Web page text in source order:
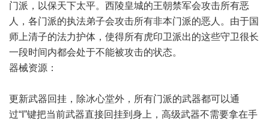
门派，以保天下太平。西陵皇城的王朝禁军会攻击所有恶
人，各门派的执法弟子会攻击所有非本门派的恶人。由于国
师上清子的法力护体，使得所有虎印卫派出的这些守卫很长
一段时间内都会处于不能被攻击的状态。
器械资源：
更新武器回挂，除冰心堂外，所有门派的武器都可以通
过“I”键把当前武器直接回挂到身上，高级武器不需要拿在手